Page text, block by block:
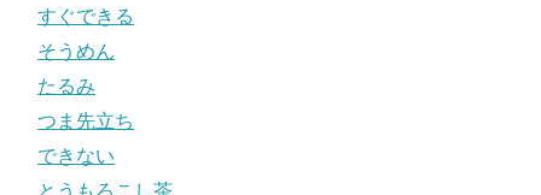
すぐできる
そうめん
たるみ
つま先立ち
できない